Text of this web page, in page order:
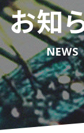
お知
NEWS